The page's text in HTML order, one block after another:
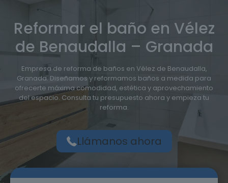
Reformar el baño en Vélez
de Benaudalla – Granada
Empresa de reforma de baños en Vélez de Benaudalla,
Granada. Diseñamos y reformamos baños a medida para
ofrecerte máxima comodidad, estética y aprovechamiento
del espacio. Consulta tu presupuesto ahora y empieza tu
reforma.
Llámanos ahora